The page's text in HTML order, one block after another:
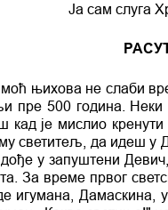
Ја сам слуга
њихова не слаби
пре 500 година.
је мислио кренути
светитељ, да идеш
у запуштени
За време првог
игумана, Дамаскина,